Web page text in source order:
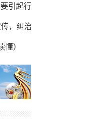
引起行业的足够重视
，纠治违规异地执法
）